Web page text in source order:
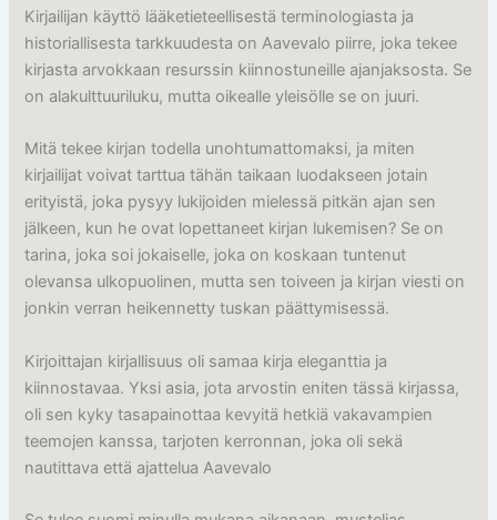
Kirjailijan käyttö lääketieteellisestä terminologiasta ja
historiallisesta tarkkuudesta on Aavevalo piirre, joka tekee
kirjasta arvokkaan resurssin kiinnostuneille ajanjaksosta. Se
on alakulttuuriluku, mutta oikealle yleisölle se on juuri.
Mitä tekee kirjan todella unohtumattomaksi, ja miten
kirjailijat voivat tarttua tähän taikaan luodakseen jotain
erityistä, joka pysyy lukijoiden mielessä pitkän ajan sen
jälkeen, kun he ovat lopettaneet kirjan lukemisen? Se on
tarina, joka soi jokaiselle, joka on koskaan tuntenut
olevansa ulkopuolinen, mutta sen toiveen ja kirjan viesti on
jonkin verran heikennetty tuskan päättymisessä.
Kirjoittajan kirjallisuus oli samaa kirja eleganttia ja
kiinnostavaa. Yksi asia, jota arvostin eniten tässä kirjassa,
oli sen kyky tasapainottaa kevyitä hetkiä vakavampien
teemojen kanssa, tarjoten kerronnan, joka oli sekä
nautittava että ajattelua Aavevalo